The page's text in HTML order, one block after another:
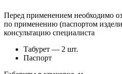
Перед применением необходимо
по применению (паспортом
консультацию специалиста
Табурет — 2 шт.
Паспорт